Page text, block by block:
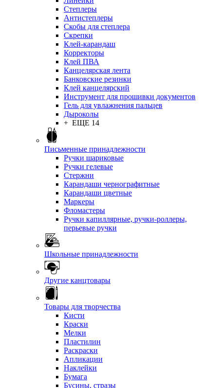
Степлеры
Антистеплеры
Скобы для степлера
Скрепки
Клей-карандаш
Корректоры
Клей ПВА
Канцелярская лента
Банковские резинки
Клей канцелярский
Инструмент для прошивки документов
Гель для увлажнения пальцев
Дыроколы
+ ЕЩЕ 14
Письменные принадлежности
Ручки шариковые
Ручки гелевые
Стержни
Карандаши чернографитные
Карандаши цветные
Маркеры
Фломастеры
Ручки капиллярные, ручки-роллеры,
перьевые ручки
Школьные принадлежности
Другие канцтовары
Товары для творчества
Кисти
Краски
Мелки
Пластилин
Раскраски
Апликации
Наклейки
Бумага
Бусины, стразы